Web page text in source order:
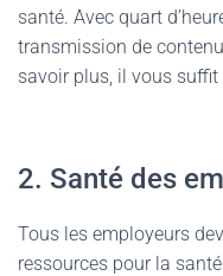
santé. Avec quart
transmission de
savoir plus, il vous suffit
2. Santé des
Tous les employeurs
ressources pour la